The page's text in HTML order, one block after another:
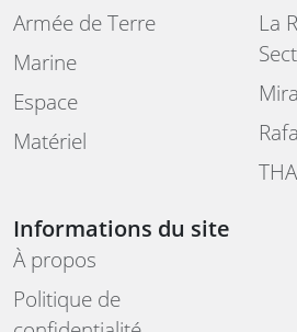
Armée de Terre
Marine
Espace
Matériel
La
Informations du site
À propos
Politique de